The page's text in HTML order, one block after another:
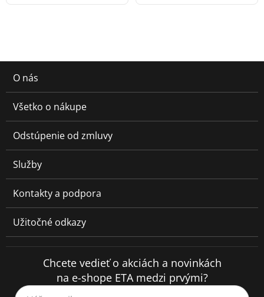
O nás
Všetko o nákupe
Odstúpenie od zmluvy
Služby
Kontakty a podpora
Užitočné odkazy
Chcete vedieť o akciách a novinkách
na e-shope ETA medzi prvými?
Váš e-mail